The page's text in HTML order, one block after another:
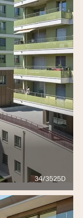
M. Jean-Daniel
BCV
Ville de
Ersan et Blanc,
globale Bonnard &
Commune de
»
Salle de
Lyon-Goldmann,
architecte +
34/3525D